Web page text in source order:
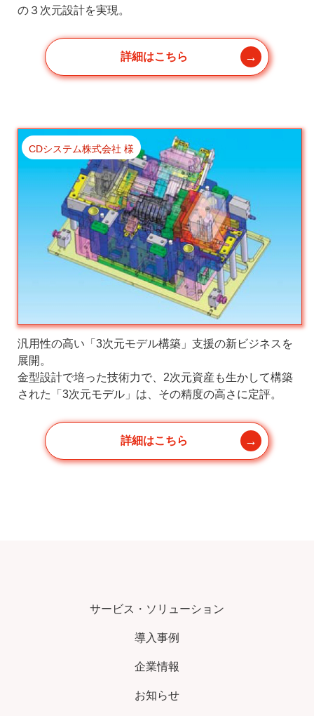
の３次元設計を実現。
詳細はこちら
CDシステム株式会社 様
汎用性の高い「3次元モデル構築」支援の新ビジネスを
展開。
金型設計で培った技術力で、2次元資産も生かして構築
された「3次元モデル」は、その精度の高さに定評。
詳細はこちら
サービス・ソリューション
導入事例
企業情報
お知らせ